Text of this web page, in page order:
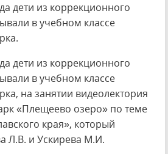
дети из коррекционного
в учебном классе
дети из коррекционного
в учебном классе
на занятии видеолектория
«Плещеево озеро» по теме
края», который
Л.В. и Ускирева М.И.